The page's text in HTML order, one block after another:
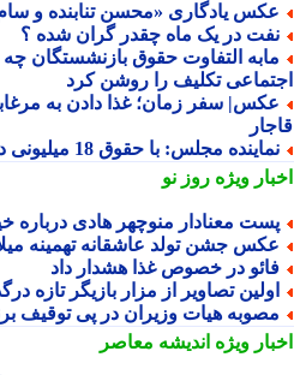
یادگاری «محسن تنابنده و سام
در یک ماه چقدر گران شده ؟
التفاوت حقوق بازنشستگان چه
تکلیف را روشن کرد
سفر زمان؛ غذا دادن به مرغابی
مجلس: با حقوق 18 میلیونی دم از جوانی جمعیت نزنید!
ویژهروز نو
معنادار منوچهر هادی درباره
جشن تولد عاشقانه تهمینه
در خصوص غذا هشدار داد
تصاویر از مزار بازیگر تازه
هیات وزیران در پی توقیف
ویژهاندیشه معاصر